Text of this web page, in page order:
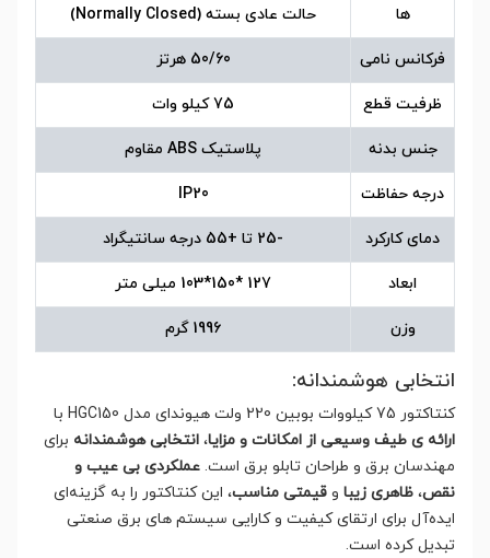
ها
حالت عادی بسته (Normally Closed)
فرکانس نامی 50/60 هرتز
ظرفیت قطع 75 کیلو وات
جنس بدنه پلاستیک ABS مقاوم
درجه حفاظت IP20
دمای کارکرد -25 تا +55 درجه سانتیگراد
ابعاد 127 *150*103 میلی متر
وزن 1996 گرم
انتخابی هوشمندانه:
کنتاکتور 75 کیلووات بوبین 220 ولت هیوندای مدل HGC150 با
ارائه ی طیف وسیعی از امکانات و مزایا، انتخابی هوشمندانه برای
مهندسان برق و طراحان تابلو برق است. عملکردی بی عیب و
نقص، ظاهری زیبا و قیمتی مناسب، این کنتاکتور را به گزینه‌ای
ایده‌آل برای ارتقای کیفیت و کارایی سیستم های برق صنعتی
تبدیل کرده است.